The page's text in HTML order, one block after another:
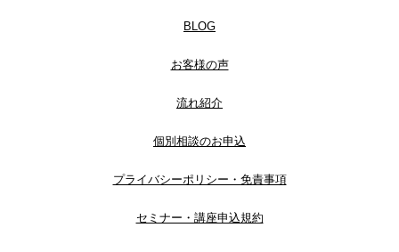
BLOG
お客様の声
流れ紹介
個別相談のお申込
プライバシーポリシー・免責事項
セミナー・講座申込規約